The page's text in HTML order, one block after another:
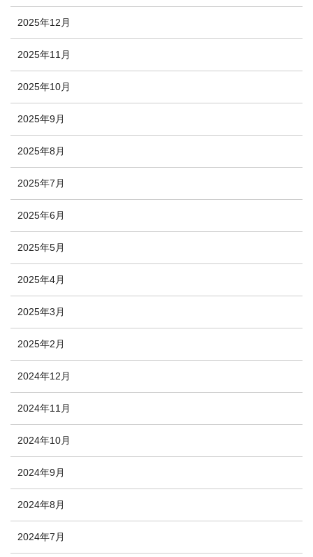
2025年12月
2025年11月
2025年10月
2025年9月
2025年8月
2025年7月
2025年6月
2025年5月
2025年4月
2025年3月
2025年2月
2024年12月
2024年11月
2024年10月
2024年9月
2024年8月
2024年7月